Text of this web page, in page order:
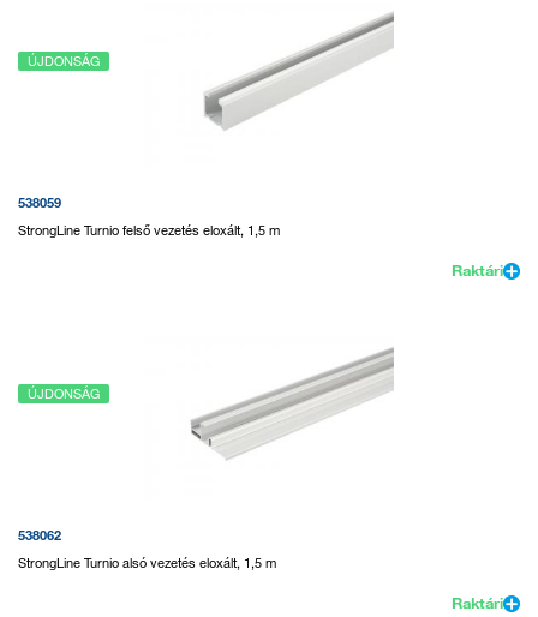
ÚJDONSÁG
538059
StrongLine Turnio felső vezetés eloxált, 1,5 m
Raktári
ÚJDONSÁG
538062
StrongLine Turnio alsó vezetés eloxált, 1,5 m
Raktári